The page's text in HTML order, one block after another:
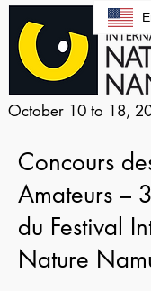
October 10 to 18,
Concours
Amateurs –
du Festival
Nature